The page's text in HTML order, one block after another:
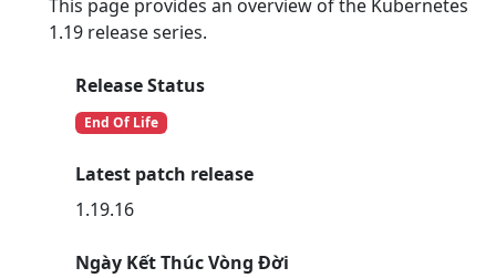
This page provides an overview of the Kubernetes
1.19 release series.
Release Status
End Of Life
Latest patch release
1.19.16
Ngày Kết Thúc Vòng Đời